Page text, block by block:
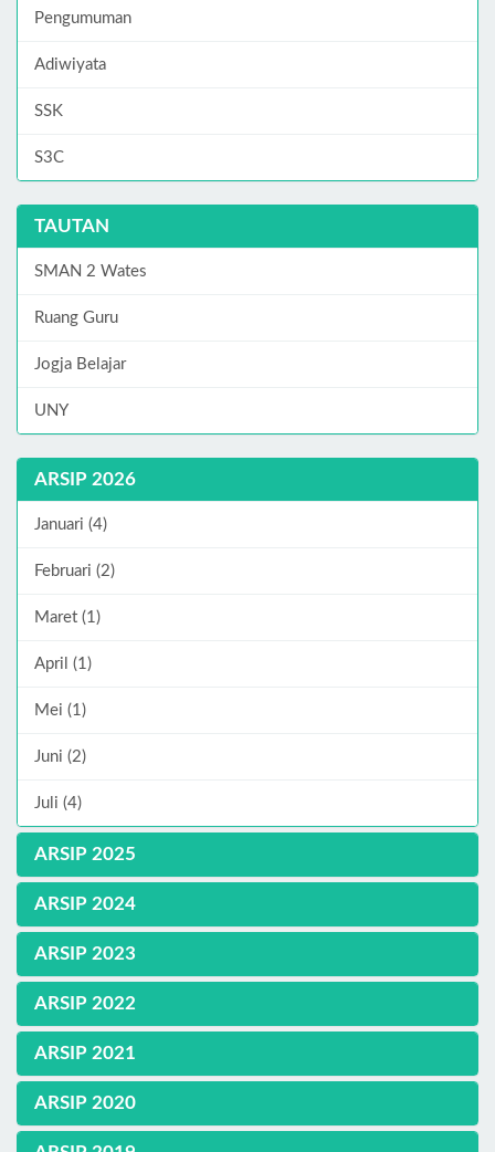
Pengumuman
Adiwiyata
SSK
S3C
TAUTAN
SMAN 2 Wates
Ruang Guru
Jogja Belajar
UNY
ARSIP 2026
Januari (4)
Februari (2)
Maret (1)
April (1)
Mei (1)
Juni (2)
Juli (4)
ARSIP 2025
ARSIP 2024
ARSIP 2023
ARSIP 2022
ARSIP 2021
ARSIP 2020